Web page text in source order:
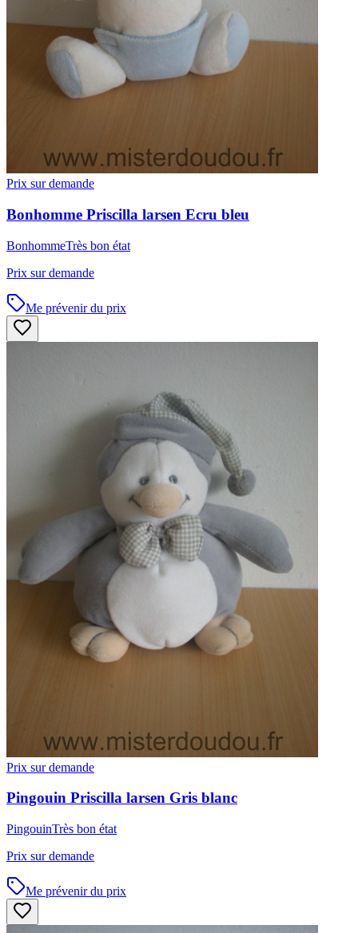
Prix sur demande
Bonhomme Priscilla larsen Ecru bleu
BonhommeTrès bon état
Prix sur demande
Me prévenir du prix
Prix sur demande
Pingouin Priscilla larsen Gris blanc
PingouinTrès bon état
Prix sur demande
Me prévenir du prix